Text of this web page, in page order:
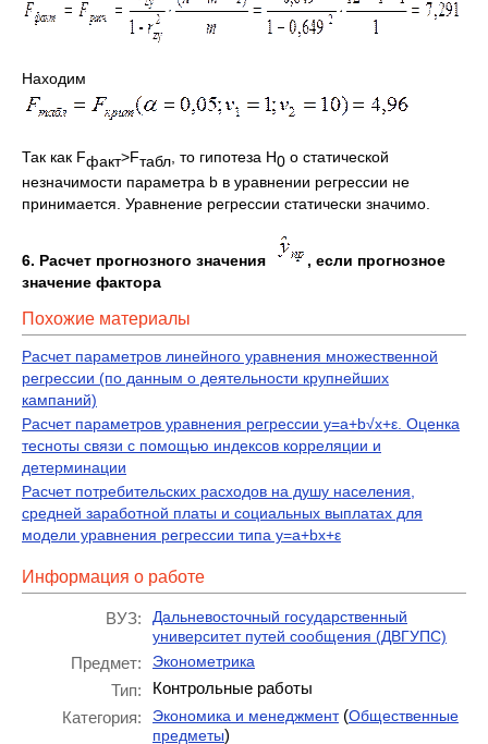
Находим
Так как Fфакт>Fтабл , то гипотеза H0 о статической
незначимости параметра b в уравнении регрессии не
принимается. Уравнение регрессии статически значимо.
6. Расчет прогнозного значения
, если прогнозное
значение фактора
Похожие материалы
Расчет параметров линейного уравнения множественной
регрессии (по данным о деятельности крупнейших
кампаний)
Расчет параметров уравнения регрессии y=a+b√x+ε. Оценка
тесноты связи с помощью индексов корреляции и
детерминации
Расчет потребительских расходов на душу населения,
средней заработной платы и социальных выплатах для
модели уравнения регрессии типа y=a+bx+ε
Информация о работе
ВУЗ:
Дальневосточный государственный
университет путей сообщения (ДВГУПС)
Предмет: Эконометрика
Тип:
Контрольные работы
Категория:
Экономика и менеджмент(Общественные
предметы)